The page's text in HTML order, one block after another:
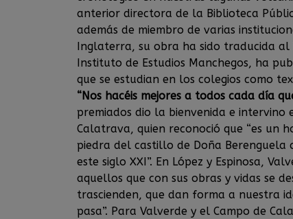
anterior directora de la Biblioteca
además de miembro de varias
Inglaterra, su obra ha sido traducida
Instituto de Estudios Manchegos, ha
que se estudian en los colegios como
“Nos hacéis mejores a todos cada día
premiados dio la bienvenida e intervino
Calatrava, quien reconoció que “es un
piedra del castillo de Doña Berenguela
este siglo XXI”. En López y Espinosa,
aquellos que con sus obras y vidas se
trascienden, que dan forma a nuestra
pasa”. Para Valverde y el Campo de